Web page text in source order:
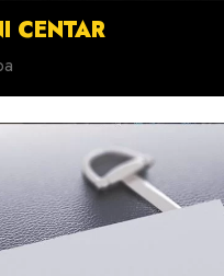
CENTAR